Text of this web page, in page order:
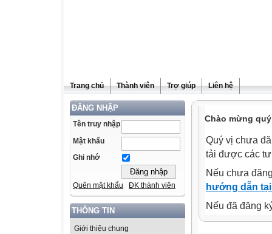
Trang chủ Thành viên Trợ giúp Liên hệ
ĐĂNG NHẬP
Tên truy nhập
Mật khẩu
Ghi nhớ
Quên mật khẩu ĐK thành viên
THÔNG TIN
Giới thiệu chung
Chào mừng
Quý vị chưa
tải được các
Nếu chưa
hướng dẫn
Nếu đã đăng